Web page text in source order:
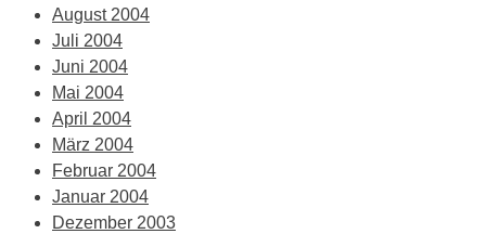
August 2004
Juli 2004
Juni 2004
Mai 2004
April 2004
März 2004
Februar 2004
Januar 2004
Dezember 2003